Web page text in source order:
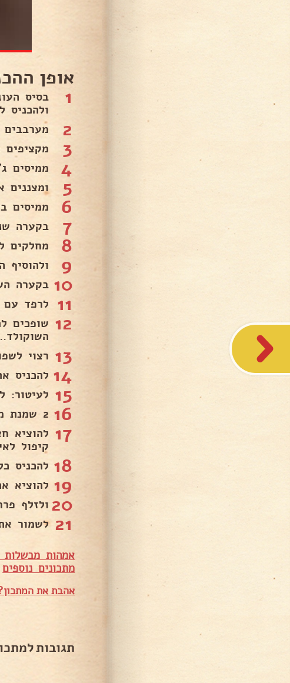
אופן
1
בסיס
ולהכניס
2
3 מקציפים 2 שמנת מתוקה לקצף יציב, ומקפלים לתערובת הגבינות..
4 ממיסים
5 ומצננים
6 ממיסים
7 בקערה
8 מחלקים ל 2 קערות את תערובת הגבינה.
9 ולהוסיף
10 בקערה
11 לרפד עם
12 שופכים
השוקולד..
13 רצוי
14 להכניס את
15 לעיטור:
16 2 שמנת מתוקה עם 1 אינסטנט פודינג וניל ..
17
קיפול
18 להכניס
19 להוציא
20 ולזלף
21 לשמור
אמהות מבשלות
מתכונים נוספים
אהבת את
תגובות